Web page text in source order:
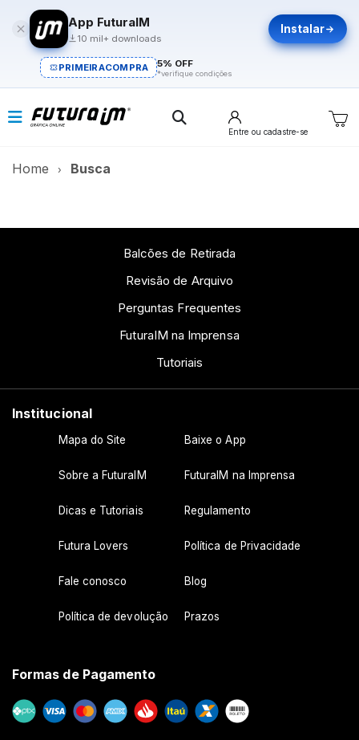
App FuturaIM
10 mil+ downloads
Instalar
PRIMEIRACOMPRA 5% OFF
*verifique condições
Entre ou cadastre-se
Home Busca
Balcões de Retirada
Revisão de Arquivo
Perguntas Frequentes
FuturaIM na Imprensa
Tutoriais
Institucional
Mapa do Site Baixe o App
Sobre a FuturaIM FuturaIM na Imprensa
Dicas e Tutoriais Regulamento
Futura Lovers Política de Privacidade
Fale conosco Blog
Política de devolução Prazos
Formas de Pagamento